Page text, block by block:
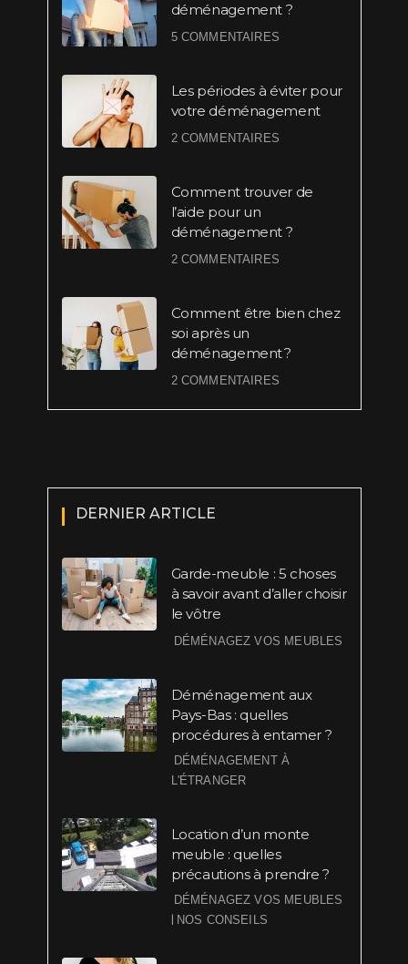
déménagement ?
5 COMMENTAIRES
Les périodes à éviter pour
votre déménagement
2 COMMENTAIRES
Comment trouver de
l’aide pour un
déménagement ?
2 COMMENTAIRES
Comment être bien chez
soi après un
déménagement ?
2 COMMENTAIRES
DERNIER ARTICLE
Garde-meuble : 5 choses
à savoir avant d’aller choisir
le vôtre
DÉMÉNAGEZ VOS MEUBLES
Déménagement aux
Pays-Bas : quelles
procédures à entamer ?
DÉMÉNAGEMENT À
L'ÉTRANGER
Location d’un monte
meuble : quelles
précautions à prendre ?
DÉMÉNAGEZ VOS MEUBLES
| NOS CONSEILS